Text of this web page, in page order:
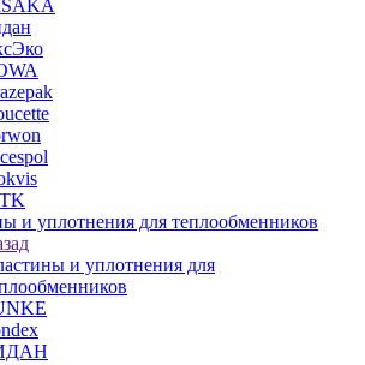
и уплотнения для теплообменников
и уплотнения для